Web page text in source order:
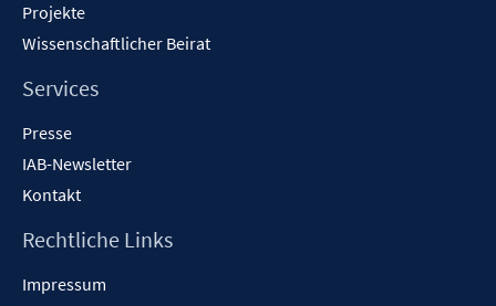
Projekte
Wissenschaftlicher Beirat
Services
Presse
IAB-Newsletter
Kontakt
Rechtliche Links
Impressum